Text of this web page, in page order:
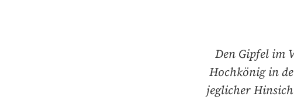
Den Gipfel im
Hochkönig in
jeglicher